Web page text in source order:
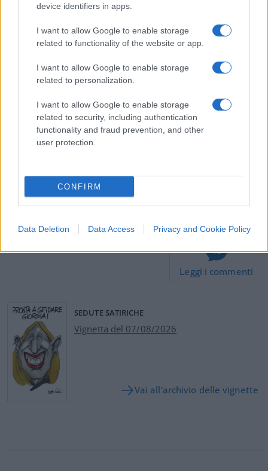
device identifiers in apps.
I want to allow Google to enable storage
related to functionality of the website or app.
I want to allow Google to enable storage
related to personalization.
I want to allow Google to enable storage
related to security, including authentication
functionality and fraud prevention, and other
user protection.
CONFIRM
Data Deletion Data Access Privacy and Cookie Policy
febbraio 2020?). Non tutti, però. Certamente non
noi, che
nell’articolo del 24 febbraio, sempre su
questo sito, scrivevamo: «Quella del coronavirus è
sistema che si sta suicidando con l’ideologia. A
cominciare da quella di ritenere che ciò che è già
accaduto [altre pandemie del recente passato,
ndr] non debba ripetersi».
Pagina
Precedente
48
Leggi i commenti
SEDUTE SATIRICHE
Vignetta del 07/08/2026
Vai all'archivio delle vignette